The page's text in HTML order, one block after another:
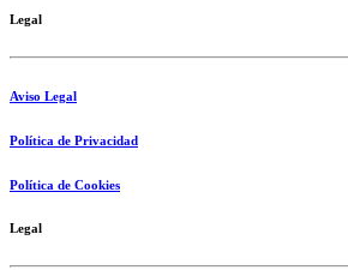
Legal
Aviso Legal
Política de Privacidad
Política de Cookies
Legal